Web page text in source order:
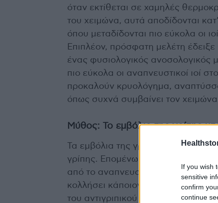
If you wish
sensitive
confirm
continue
όταν εκτίθεται σε χαμηλές
του χειμώνα, αυτά αποδίδονται
όπου μεταδίδονται πιο εύκολα οι
Επιπλέον, πρόσφατη μελέτη
ένας φυσιολογικός ανοσολογικός
πιο εύκολα οι αναπνευστικοί ιοί
προκαλούν κρυολόγημα,
όπως συχνά συμβαίνει τον
Μύθος: Το εμβόλιο της γρίπης
Τα εμβόλια της γρίπης περιέχουν
γρίπης. Επομένως είναι αδύνατο
από το αναπνευστικό τις ημέρες
κολλήσει κάποιον άλλο
του αντιγριπικού εμβολίου δεν